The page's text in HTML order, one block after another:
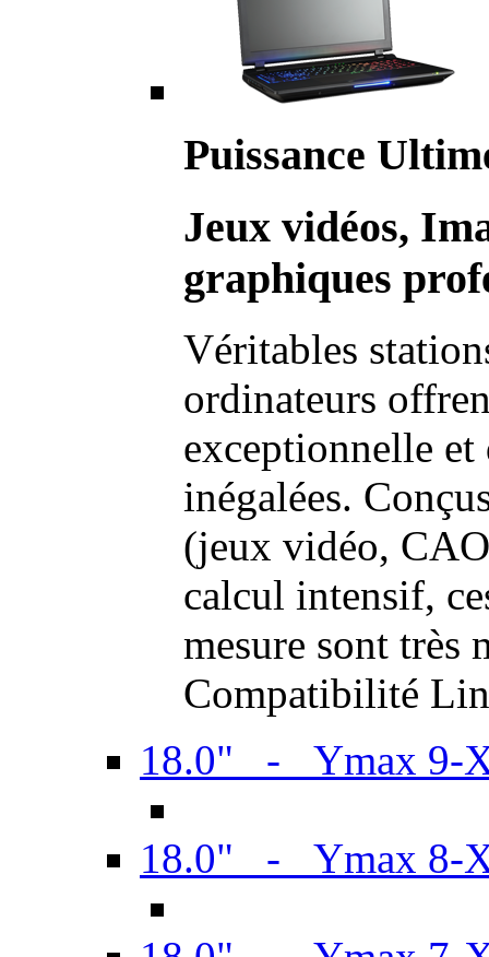
Puissance
Jeux vidéos,
graphiques
Véritables
ordinateurs
exceptionnelle et
inégalées.
(jeux vidéo,
calcul intensif,
mesure sont très
Compatibilité
18.0" - Ymax 9-
18.0" - Ymax 8-